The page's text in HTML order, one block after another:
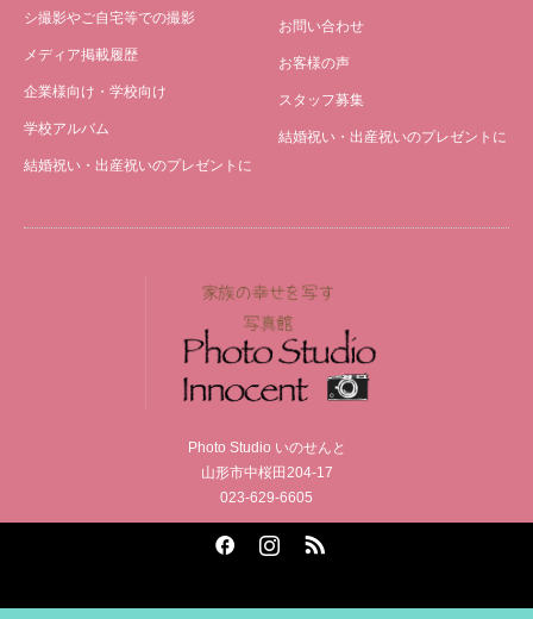
シ撮影やご自宅等での撮影
メディア掲載履歴
企業様向け・学校向け
学校アルバム
結婚祝い・出産祝いのプレゼントに
お問い合わせ
お客様の声
スタッフ募集
結婚祝い・出産祝いのプレゼントに
Photo Studio いのせんと
山形市中桜田204-17
023-629-6605